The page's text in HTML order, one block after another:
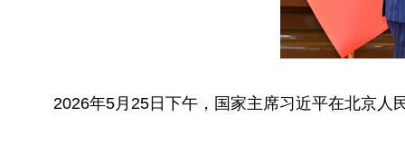
2026年5月25日下午，国家主席习近平在北京人